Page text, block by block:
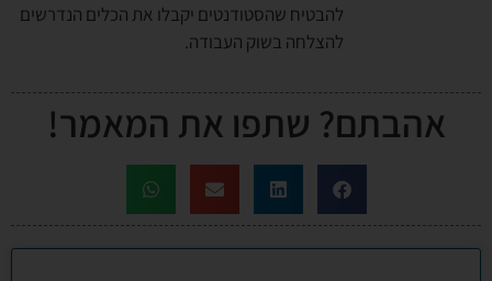
להבטיח שהסטודנטים יקבלו את הכלים הנדרשים
להצלחה בשוק העבודה.
אהבתם? שתפו את המאמר!